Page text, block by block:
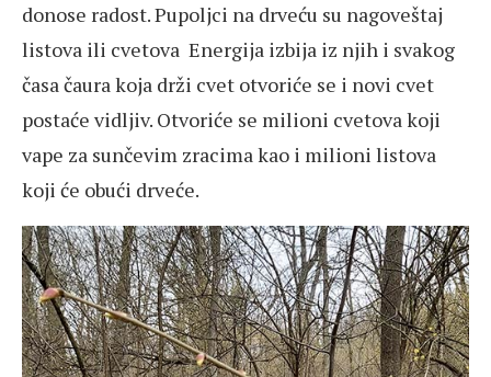
donose radost. Pupoljci na drveću su nagoveštaj
listova ili cvetova Energija izbija iz njih i svakog
časa čaura koja drži cvet otvoriće se i novi cvet
postaće vidljiv. Otvoriće se milioni cvetova koji
vape za sunčevim zracima kao i milioni listova
koji će obući drveće.